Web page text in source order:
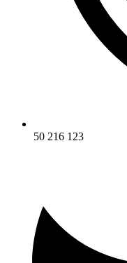
50 216 123